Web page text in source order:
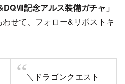
記念アルス装備ガチャ」
せて、フォロー&リポストキ
＼ドラゴンクエスト